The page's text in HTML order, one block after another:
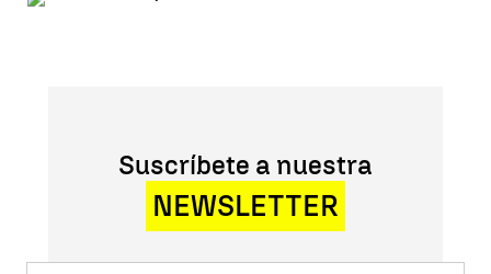
Suscríbete a nuestra
NEWSLETTER